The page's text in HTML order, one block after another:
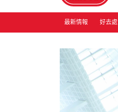
最新情報 好去處